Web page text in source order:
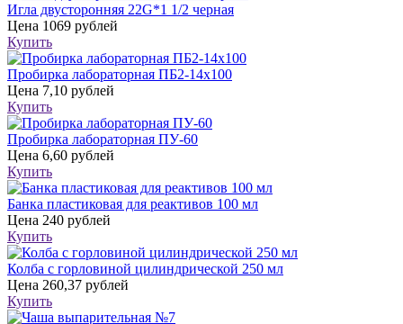
Игла двусторонняя 22G*1 1/2 черная
Цена 1069 рублей
Купить
Пробирка лабораторная ПБ2-14х100
Цена 7,10 рублей
Купить
Пробирка лабораторная ПУ-60
Цена 6,60 рублей
Купить
Банка пластиковая для реактивов 100 мл
Цена 240 рублей
Купить
Колба с горловиной цилиндрической 250 мл
Цена 260,37 рублей
Купить